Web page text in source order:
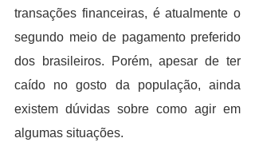
transações financeiras, é atualmente o
segundo meio de pagamento preferido
dos brasileiros. Porém, apesar de ter
caído no gosto da população, ainda
existem dúvidas sobre como agir em
algumas situações.